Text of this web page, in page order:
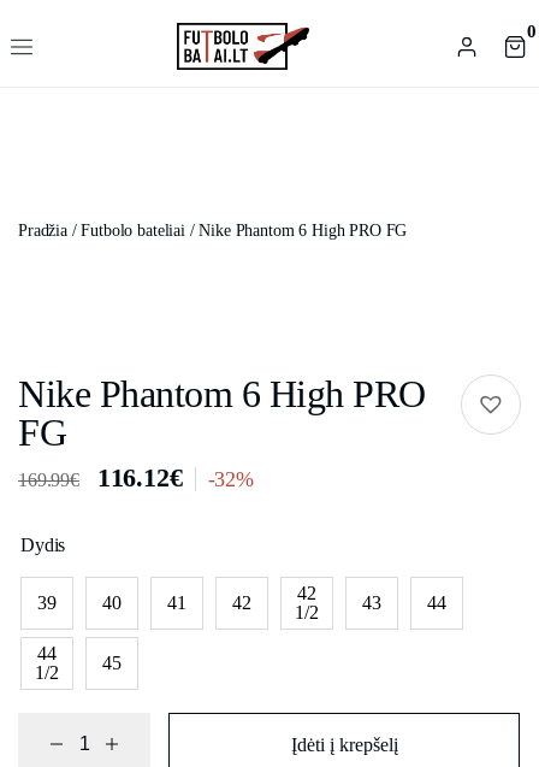
0
Pradžia/Futbolo bateliai/ Nike Phantom 6 High PRO FG
Nike Phantom 6 High PRO
FG
169.99€ 116.12€ -32%
Dydis
39 40 41 42
42
1/2
43 44
44
1/2
45
Įdėti į krepšelį